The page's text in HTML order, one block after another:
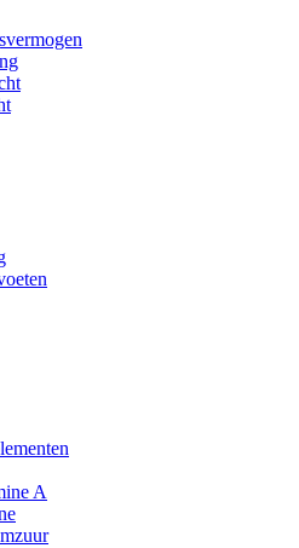
A